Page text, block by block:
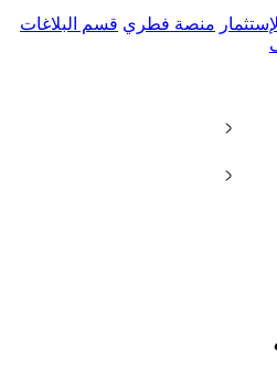
منصة فطري قسم البلاغات